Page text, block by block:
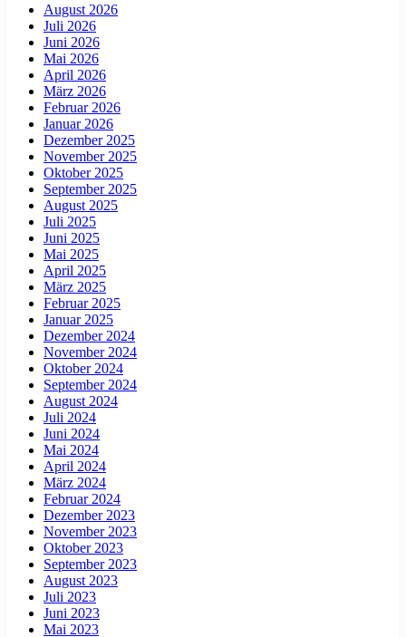
August 2026
Juli 2026
Juni 2026
Mai 2026
April 2026
März 2026
Februar 2026
Januar 2026
Dezember 2025
November 2025
Oktober 2025
September 2025
August 2025
Juli 2025
Juni 2025
Mai 2025
April 2025
März 2025
Februar 2025
Januar 2025
Dezember 2024
November 2024
Oktober 2024
September 2024
August 2024
Juli 2024
Juni 2024
Mai 2024
April 2024
März 2024
Februar 2024
Dezember 2023
November 2023
Oktober 2023
September 2023
August 2023
Juli 2023
Juni 2023
Mai 2023